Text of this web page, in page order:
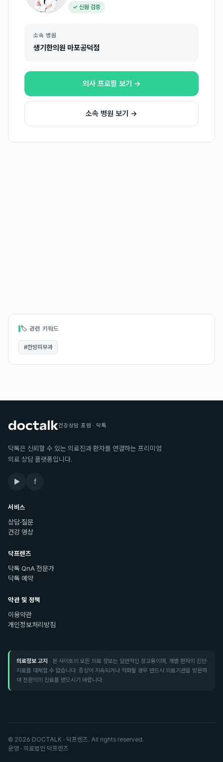
✓ 신원 검증
소속 병원
생기한의원 마포공덕점
의사 프로필 보기 →
소속 병원 보기 →
🏷 관련 키워드
#한방피부과
건강상담 포럼 · 닥톡
닥톡은 신뢰할 수 있는 의료진과 환자를 연결하는 프리미엄
의료 상담 플랫폼입니다.
▶ f
서비스
상담·질문
건강 영상
닥프렌즈
닥톡 QnA 전문가
닥톡 예약
약관 및 정책
이용약관
개인정보처리방침
의료정보 고지 · 본 사이트의 모든 의료 정보는 일반적인 참고용이며, 개별 환자의 진단·
치료를 대체할 수 없습니다. 증상이 지속되거나 악화될 경우 반드시 의료기관을 방문하
여 전문의의 진료를 받으시기 바랍니다.
© 2026 DOCTALK · 닥프렌즈. All rights reserved.
운영 · 의료법인 닥프렌즈